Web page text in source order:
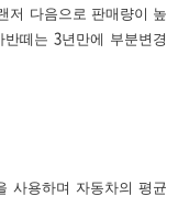
저 다음으로 판매량이 높
반떼는 3년만에 부분변경
사용하며 자동차의 평균